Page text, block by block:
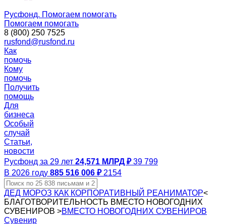
Русфонд. Помогаем помогать
Помогаем помогать
8 (800) 250 7525
rusfond@rusfond.ru
Как
помочь
Кому
помочь
Получить
помощь
Для
бизнеса
Особый
случай
Статьи,
новости
Русфонд за 29 лет 24,571 МЛРД ₽ 39 799
В 2026 году 885 516 006 ₽ 2154
ДЕД МОРОЗ КАК КОРПОРАТИВНЫЙ РЕАНИМАТОР<
БЛАГОТВОРИТЕЛЬНОСТЬ ВМЕСТО НОВОГОДНИХ
СУВЕНИРОВ >ВМЕСТО НОВОГОДНИХ СУВЕНИРОВ
Сувенир